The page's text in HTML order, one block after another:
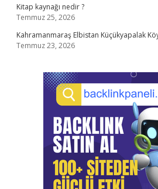
Kitap kaynağı nedir ?
Temmuz 25, 2026
Kahramanmaraş Elbistan Küçükyapalak
Temmuz 23, 2026